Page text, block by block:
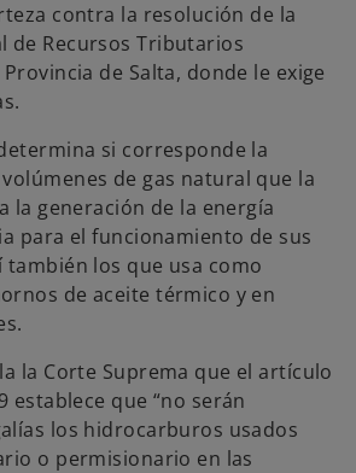
contra la resolución de la
de Recursos Tributarios
de Salta, donde le exige
si corresponde la
de gas natural que la
la generación de la energía
para el funcionamiento de sus
también los que usa como
de aceite térmico y en
la Corte Suprema que el artículo
establece que “no serán
los hidrocarburos usados
o permisionario en las